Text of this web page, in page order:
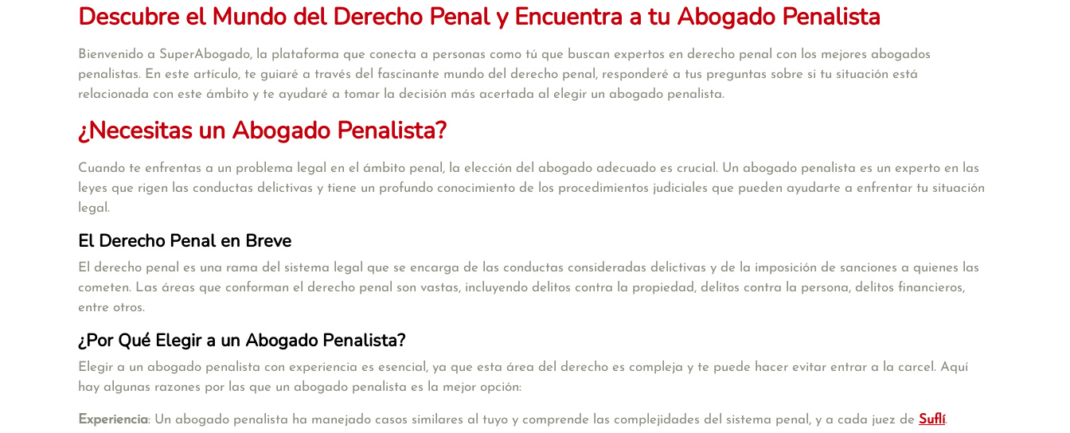
Descubre el Mundo del Derecho Penal y Encuentra a tu Abogado Penalista
Bienvenido a SuperAbogado, la plataforma que conecta a personas como tú que buscan expertos en derecho penal con los mejores abogados
penalistas. En este artículo, te guiaré a través del fascinante mundo del derecho penal, responderé a tus preguntas sobre si tu situación está
relacionada con este ámbito y te ayudaré a tomar la decisión más acertada al elegir un abogado penalista.
¿Necesitas un Abogado Penalista?
Cuando te enfrentas a un problema legal en el ámbito penal, la elección del abogado adecuado es crucial. Un abogado penalista es un experto en las
leyes que rigen las conductas delictivas y tiene un profundo conocimiento de los procedimientos judiciales que pueden ayudarte a enfrentar tu situación
legal.
El Derecho Penal en Breve
El derecho penal es una rama del sistema legal que se encarga de las conductas consideradas delictivas y de la imposición de sanciones a quienes las
cometen. Las áreas que conforman el derecho penal son vastas, incluyendo delitos contra la propiedad, delitos contra la persona, delitos financieros,
entre otros.
¿Por Qué Elegir a un Abogado Penalista?
Elegir a un abogado penalista con experiencia es esencial, ya que esta área del derecho es compleja y te puede hacer evitar entrar a la carcel. Aquí
hay algunas razones por las que un abogado penalista es la mejor opción:
Experiencia: Un abogado penalista ha manejado casos similares al tuyo y comprende las complejidades del sistema penal, y a cada juez de Suflí.